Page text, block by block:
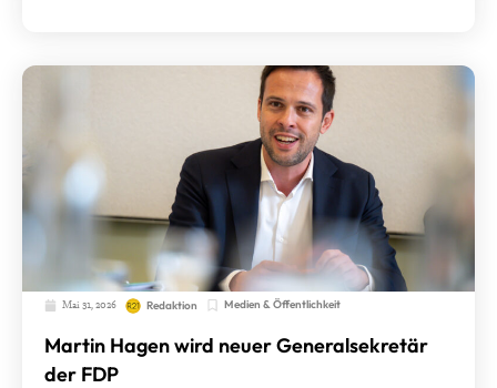
Mai 31, 2026 Redaktion Medien & Öffentlichkeit
Martin Hagen wird neuer Generalsekretär
der FDP